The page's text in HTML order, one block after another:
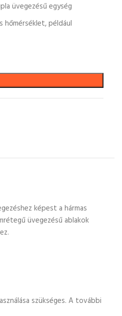
üvegezésű egység
hőmérséklet, például
képest a hármas
üvegezésű ablakok
szükséges. A további